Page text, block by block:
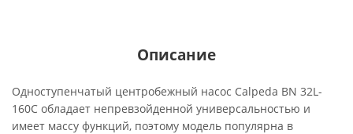
Описание
Одноступенчатый центробежный насос Calpeda BN 32L-
160C обладает непревзойденной универсальностью и
имеет массу функций, поэтому модель популярна в